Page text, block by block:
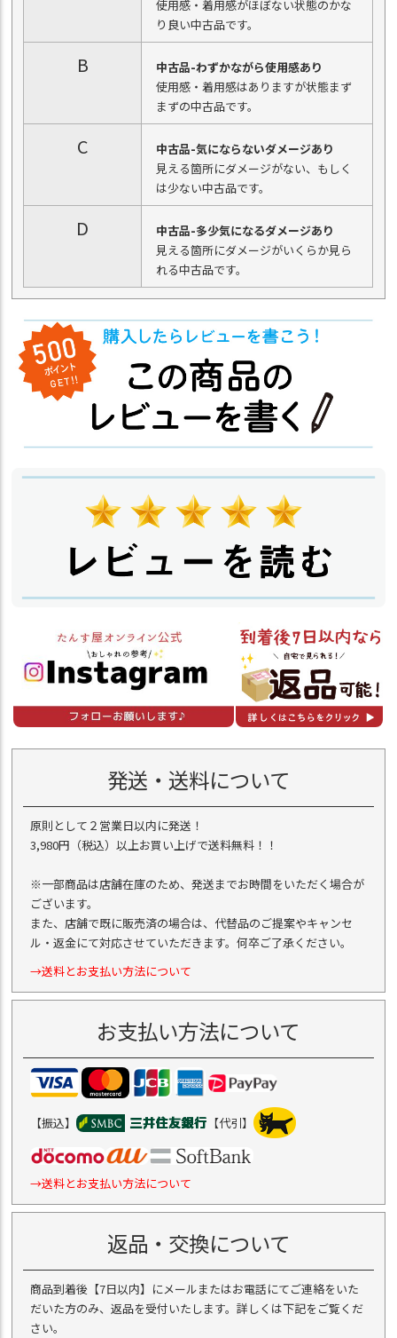
使用感・着用感がほぼない状態のかな
り良い中古品です。
B
中古品-わずかながら使用感あり
使用感・着用感はありますが状態まず
まずの中古品です。
C
中古品-気にならないダメージあり
見える箇所にダメージがない、もしく
は少ない中古品です。
D
中古品-多少気になるダメージあり
見える箇所にダメージがいくらか見ら
れる中古品です。
発送・送料について
原則として２営業日以内に発送！
3,980円（税込）以上お買い上げで送料無料！！
※一部商品は店舗在庫のため、発送までお時間をいただく場合が
ございます。
また、店舗で既に販売済の場合は、代替品のご提案やキャンセ
ル・返金にて対応させていただきます。何卒ご了承ください。
→送料とお支払い方法について
お支払い方法について
【振込】 【代引】
→送料とお支払い方法について
返品・交換について
商品到着後【7日以内】にメールまたはお電話にてご連絡をいた
だいた方のみ、返品を受付いたします。詳しくは下記をご覧くだ
さい。